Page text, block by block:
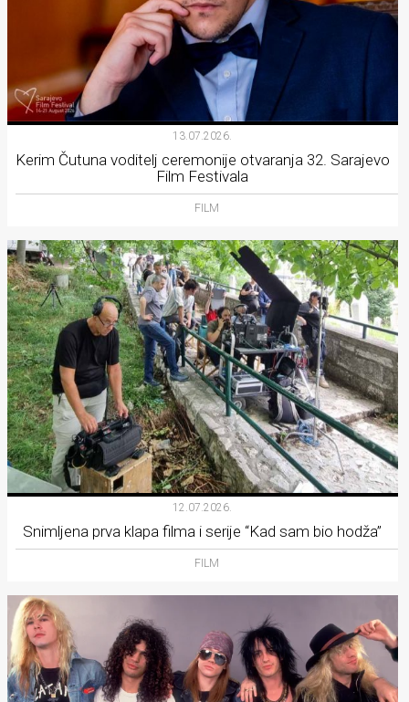
13.07.2026.
Kerim Čutuna voditelj ceremonije otvaranja 32. Sarajevo
Film Festivala
FILM
12.07.2026.
Snimljena prva klapa filma i serije “Kad sam bio hodža”
FILM